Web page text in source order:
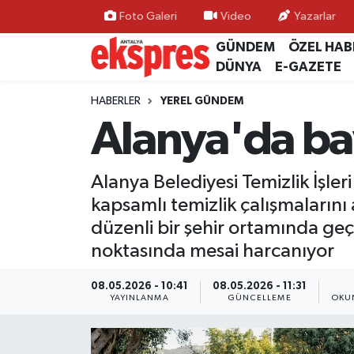
Foto Galeri Video Yazarlar
GÜNDEM ÖZEL
DÜNYA
E-GAZETE
HABERLER YEREL GÜNDEM
Alanya'da
Alanya Belediyesi Temizlik
kapsamlı temizlik
düzenli bir şehir ortamında
noktasında mesai harcanıyor
08.05.2026 - 10:41
YAYINLANMA
08.05.2026 - 11:31
GÜNCELLEME
ÖZEL HABER
GÜNDEM
YEREL GÜNDEM
EKONOMİ
KÜLTÜR - SANAT
SAĞLIK
Nöbetçi Eczaneler
Hava Durumu
Trafik Durumu
Süper Lig Puan Durumu ve Fikstür
Tüm Manşetler
Son Dakika Haberleri
Haber Arşivi